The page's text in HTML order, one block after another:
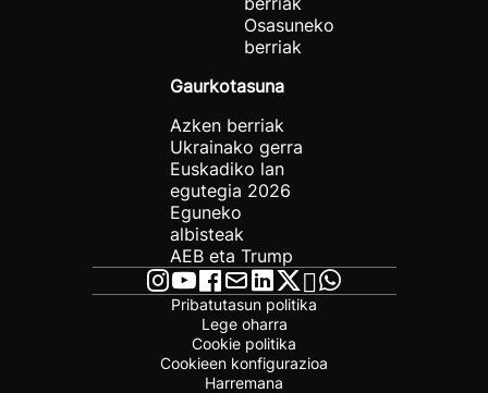
Osasuneko
berriak
Gaurkotasuna
Azken berriak
Ukrainako gerra
Euskadiko lan
egutegia 2026
Eguneko
albisteak
AEB eta Trump
Pribatutasun politika
Lege oharra
Cookie politika
Cookieen konfigurazioa
Harremana